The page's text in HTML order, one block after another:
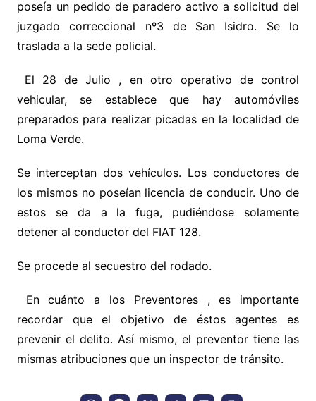
poseía un pedido de paradero activo a solicitud del
juzgado correccional nº3 de San Isidro. Se lo
traslada a la sede policial.
El 28 de Julio , en otro operativo de control
vehicular, se establece que hay automóviles
preparados para realizar picadas en la localidad de
Loma Verde.
Se interceptan dos vehículos. Los conductores de
los mismos no poseían licencia de conducir. Uno de
estos se da a la fuga, pudiéndose solamente
detener al conductor del FIAT 128.
Se procede al secuestro del rodado.
En cuánto a los Preventores , es importante
recordar que el objetivo de éstos agentes es
prevenir el delito. Así mismo, el preventor tiene las
mismas atribuciones que un inspector de tránsito.